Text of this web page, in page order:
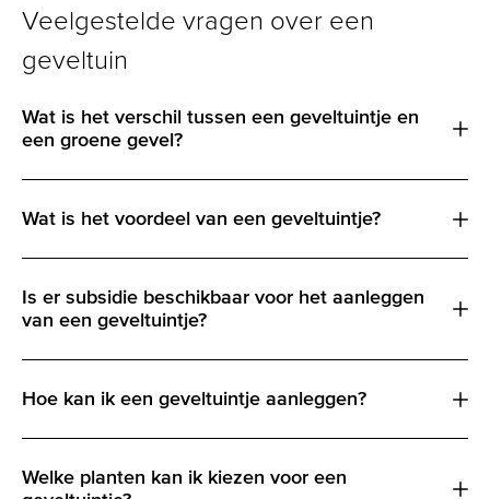
Veelgestelde vragen over een
geveltuin
Wat is het verschil tussen een geveltuintje en
een groene gevel?
Wat is het voordeel van een geveltuintje?
Is er subsidie beschikbaar voor het aanleggen
van een geveltuintje?
Hoe kan ik een geveltuintje aanleggen?
Welke planten kan ik kiezen voor een